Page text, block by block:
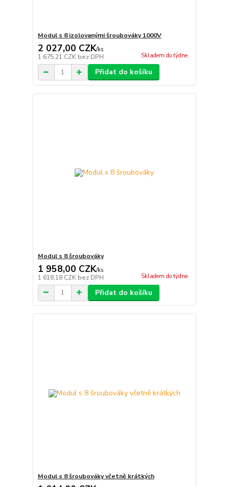
Modul s 8 izolovanými šroubováky 1000V
2 027,00 CZK/ks
1 675,21 CZK bez DPH Skladem do týdne.
Přidat do košíku
Modul s 8 šroubováky
1 958,00 CZK/ks
1 618,18 CZK bez DPH Skladem do týdne.
Přidat do košíku
Modul s 8 šroubováky včetně krátkých